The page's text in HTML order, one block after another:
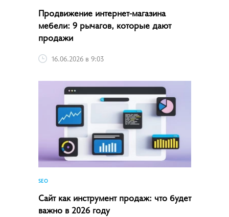
Продвижение интернет-магазина
мебели: 9 рычагов, которые дают
продажи
16.06.2026 в 9:03
SEO
Сайт как инструмент продаж: что будет
важно в 2026 году